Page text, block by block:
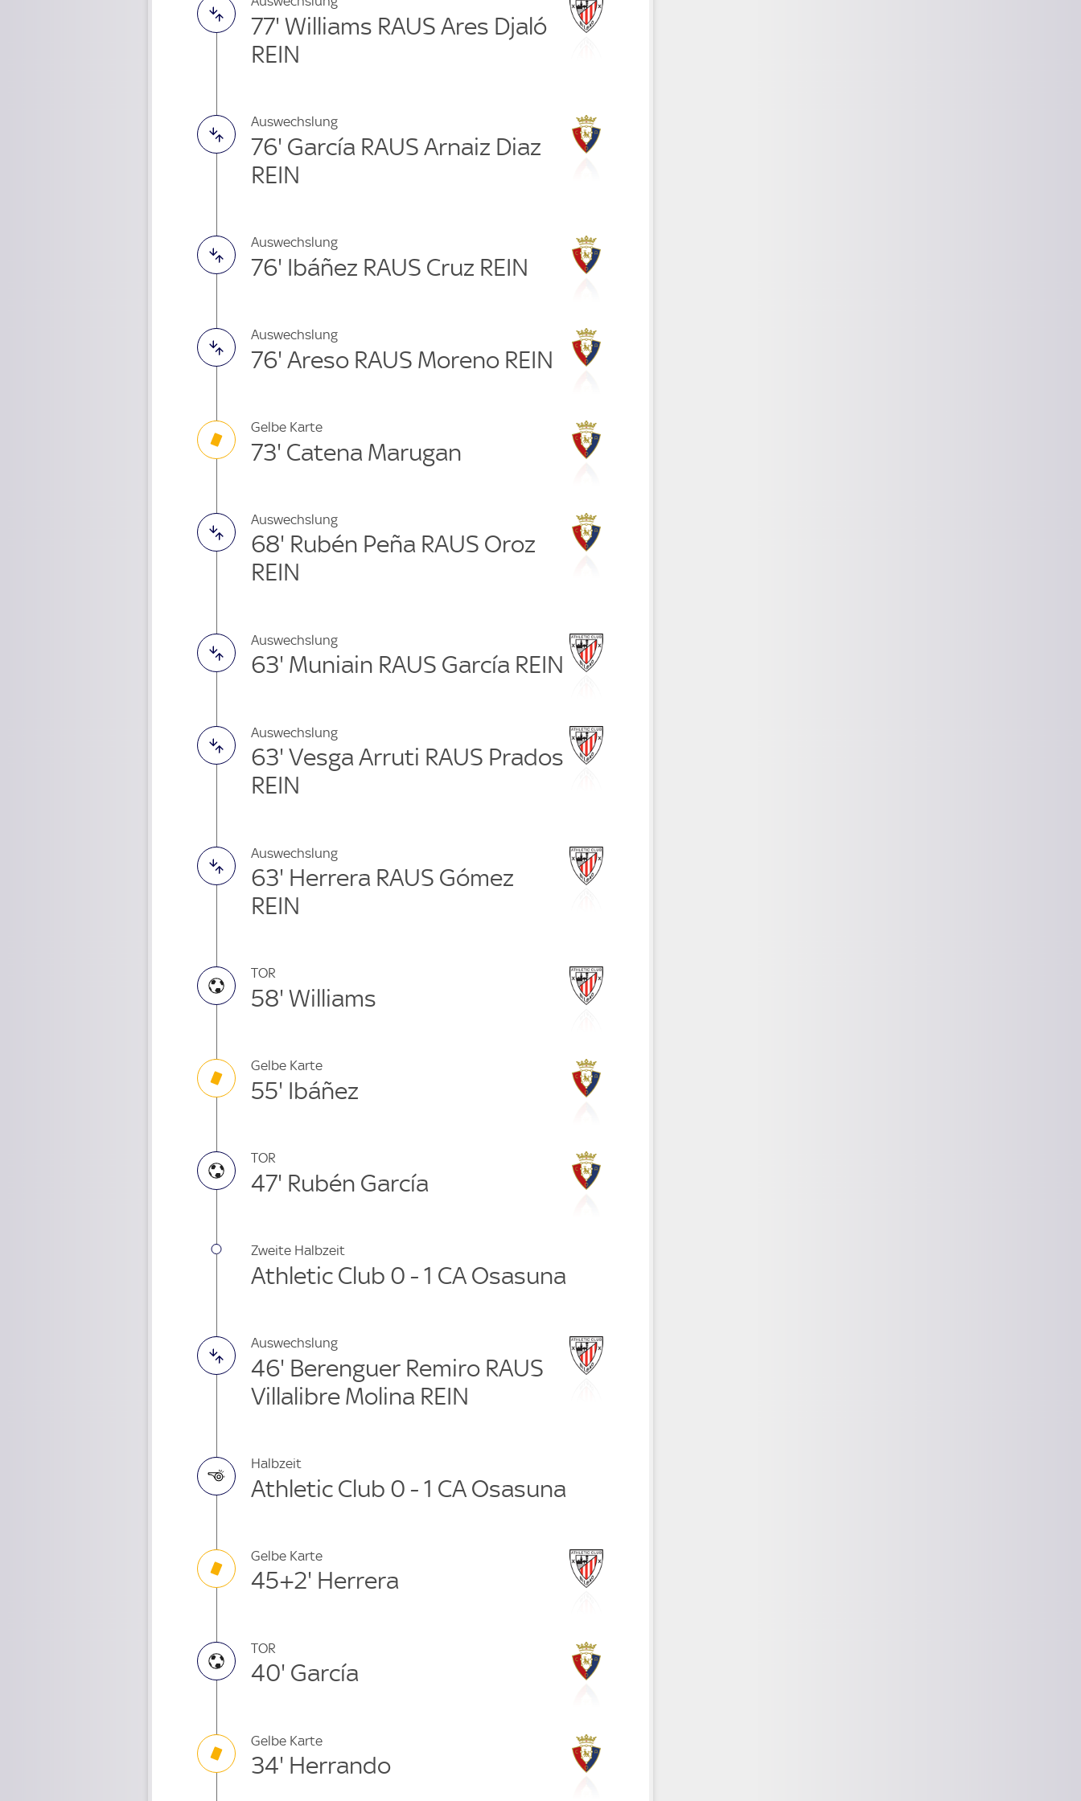
77' Williams RAUS Ares Djaló
REIN
Auswechslung
76' García RAUS Arnaiz Diaz
REIN
Auswechslung
76' Ibáñez RAUS Cruz REIN
Auswechslung
76' Areso RAUS Moreno REIN
Gelbe Karte
73' Catena Marugan
Auswechslung
68' Rubén Peña RAUS Oroz
REIN
Auswechslung
63' Muniain RAUS García REIN
Auswechslung
63' Vesga Arruti RAUS Prados
REIN
Auswechslung
63' Herrera RAUS Gómez
REIN
TOR
58' Williams
Gelbe Karte
55' Ibáñez
TOR
47' Rubén García
Zweite Halbzeit
Athletic Club 0 - 1 CA Osasuna
Auswechslung
46' Berenguer Remiro RAUS
Villalibre Molina REIN
Halbzeit
Athletic Club 0 - 1 CA Osasuna
Gelbe Karte
45+2' Herrera
TOR
40' García
Gelbe Karte
34' Herrando